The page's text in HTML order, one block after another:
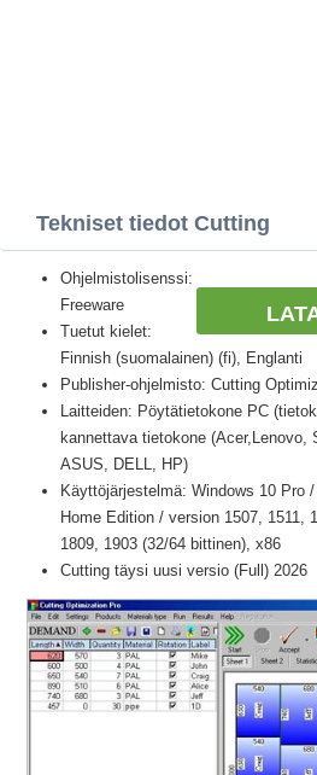
Tekniset tiedot Cutting
Ohjelmistolisenssi:
Freeware
Tuetut kielet:
Finnish (suomalainen) (fi), Englanti
Publisher-ohjelmisto: Cutting
Laitteiden: Pöytätietokone PC
kannettava tietokone (Acer,Lenovo,
ASUS, DELL, HP)
Käyttöjärjestelmä: Windows 10 Pro
Home Edition / version 1507, 1511,
1809, 1903 (32/64 bittinen), x86
Cutting täysi uusi versio (Full) 2026